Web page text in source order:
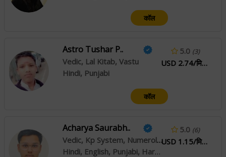
कॉल
Astro Tushar P..
Vedic, Lal Kitab, Vastu
Hindi, Punjabi
5.0 (3)
USD 2.74/मिनिटे
कॉल
Acharya Saurabh..
Vedic, Kp System, Numerology
Hindi, English, Punjabi, Haryanvi
5.0 (6)
USD 1.15/मिनिटे